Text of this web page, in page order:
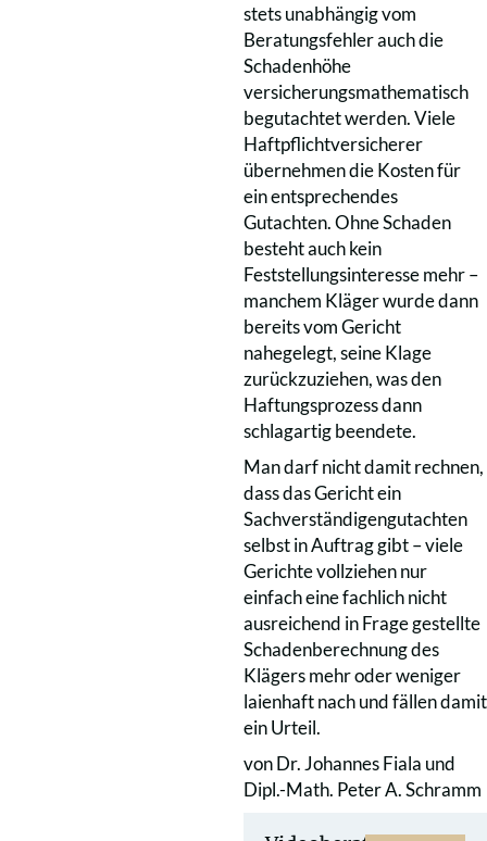
stets unabhängig vom
Beratungsfehler auch die
Schadenhöhe
versicherungsmathematisch
begutachtet werden. Viele
Haftpflichtversicherer
übernehmen die Kosten für
ein entsprechendes
Gutachten. Ohne Schaden
besteht auch kein
Feststellungsinteresse mehr –
manchem Kläger wurde dann
bereits vom Gericht
nahegelegt, seine Klage
zurückzuziehen, was den
Haftungsprozess dann
schlagartig beendete.
Man darf nicht damit rechnen,
dass das Gericht ein
Sachverständigengutachten
selbst in Auftrag gibt – viele
Gerichte vollziehen nur
einfach eine fachlich nicht
ausreichend in Frage gestellte
Schadenberechnung des
Klägers mehr oder weniger
laienhaft nach und fällen damit
ein Urteil.
von Dr. Johannes Fiala und
Dipl.-Math. Peter A. Schramm